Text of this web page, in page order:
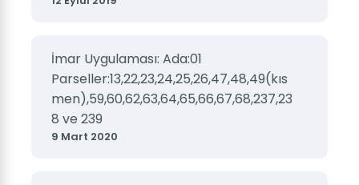
İmar Uygulaması: Ada:01
Parseller:13,22,23,24,25,26,47,48,49(kıs
men),59,60,62,63,64,65,66,67,68,237,23
8 ve 239
9 Mart 2020